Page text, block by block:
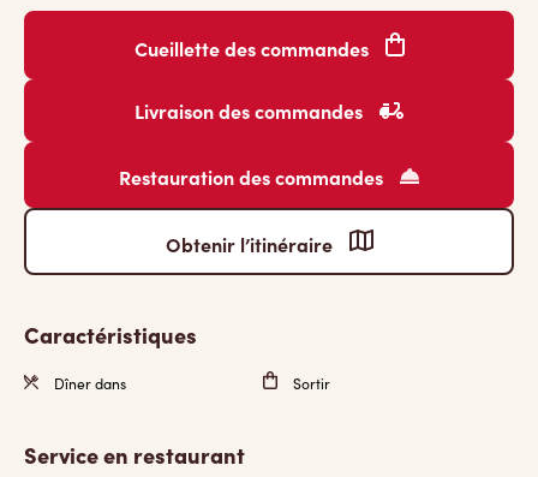
Cueillette des commandes
Livraison des commandes
Restauration des commandes
Obtenir l’itinéraire
Caractéristiques
Dîner dans Sortir
Service en restaurant